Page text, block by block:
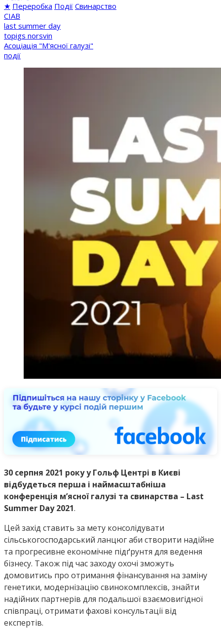
★ Переробка Події Свинарство
CIAB
last summer day
topigs norsvin
Асоціація "М'ясної галузі"
події
30 серпня 2021 року у Гольф Центрі в Києві
відбудеться перша і наймасштабніша
конференція м’ясної галузі та свинарства – Last
Summer Day 2021.
Цей захід ставить за мету консолідувати
сільськогосподарський ланцюг аби створити надійне
та прогресивне економічне підґрунтя для ведення
бізнесу. Також під час заходу охочі зможуть
домовитись про отримання фінансування на заміну
генетики, модернізацію свинокомплексів, знайти
надійних партнерів для подальшої взаємовигідної
співпраці, отримати фахові консультації від
експертів.